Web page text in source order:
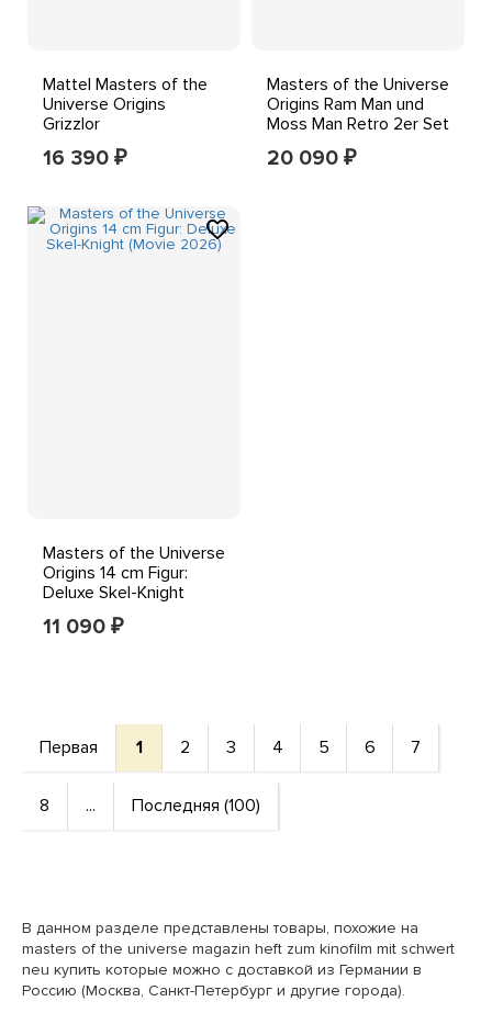
Mattel Masters of the
Universe Origins
Grizzlor
16 390 ₽
Masters of the Universe
Origins Ram Man und
Moss Man Retro 2er Set
NEU / OVP
20 090 ₽
Masters of the Universe
Origins 14 cm Figur:
Deluxe Skel-Knight
(Movie 2026)
11 090 ₽
Первая 1 2 3 4 5 6 7
8 ... Последняя (100)
В данном разделе представлены товары, похожие на
masters of the universe magazin heft zum kinofilm mit schwert
neu купить которые можно с доставкой из Германии в
Россию (Москва, Санкт-Петербург и другие города).